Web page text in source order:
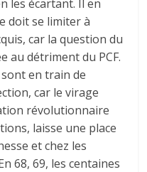
les écartant. Il en
doit se limiter à
car la question du
au détriment du PCF.
en train de
car le virage
révolutionnaire
laisse une place
et chez les
68, 69, les centaines